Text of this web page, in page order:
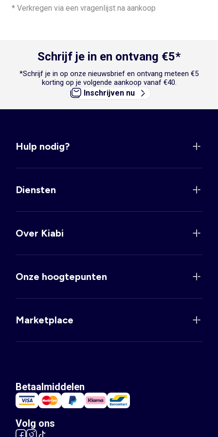
Suggestie 3: Kies antislip babysokken onder eenbabykleding set
zo kan je kindje lekker rond stappen zonder uit te glijden.
* Verkregen via een vragenlijst na aankoop
Schrijf je in en ontvang €5*
*Schrijf je in op onze nieuwsbrief en ontvang meteen €5
korting op je volgende aankoop vanaf €40.
Inschrijven nu
Hulp nodig?
Diensten
Over Kiabi
Onze hoogtepunten
Marketplace
Betaalmiddelen
Volg ons